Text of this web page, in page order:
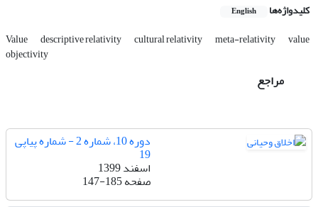
کلیدواژه‌ها English
Value descriptive relativity cultural relativity meta-relativity value
objectivity
مراجع
دوره 10، شماره 2 - شماره پیاپی
19
اسفند 1399
صفحه147-185